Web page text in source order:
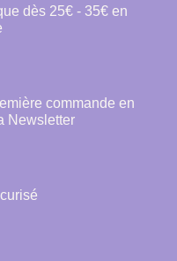
dès 25€ - 35€ en
commande en
Newsletter